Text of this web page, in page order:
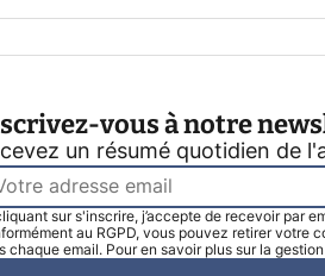
vous à notre
un résumé quotidien de
sur s'inscrire, j’accepte de recevoir par
au RGPD, vous pouvez retirer votre
chaque email. Pour en savoir plus sur la